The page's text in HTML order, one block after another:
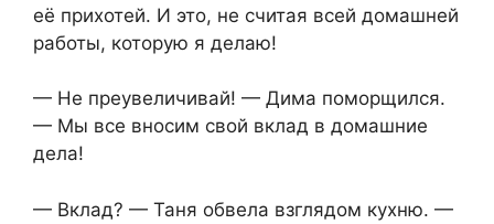
её прихотей. И это, не считая всей домашней
работы, которую я делаю!
— Не преувеличивай! — Дима поморщился.
— Мы все вносим свой вклад в домашние
дела!
— Вклад? — Таня обвела взглядом кухню. —